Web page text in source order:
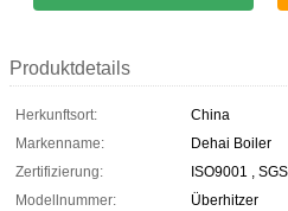
Produktdetails
Herkunftsort:
China
Markenname:
Dehai Boiler
Zertifizierung:
ISO9001 ,
Modellnummer:
Überhitzer